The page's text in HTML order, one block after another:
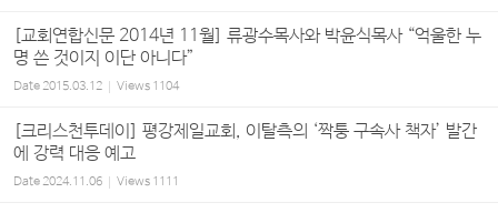
[교회연합신문 2014년 11월] 류광수목사와 박윤식목사 “억울한 누
명 쓴 것이지 이단 아니다”
Date2015.03.12 Views 1104
[크리스천투데이] 평강제일교회, 이탈측의 ‘짝퉁 구속사 책자’ 발간
에 강력 대응 예고
Date2024.11.06 Views 1111